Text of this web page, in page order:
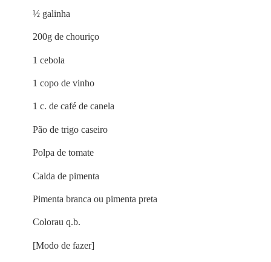
½ galinha
200g de chouriço
1 cebola
1 copo de vinho
1 c. de café de canela
Pão de trigo caseiro
Polpa de tomate
Calda de pimenta
Pimenta branca ou pimenta preta
Colorau q.b.
[Modo de fazer]